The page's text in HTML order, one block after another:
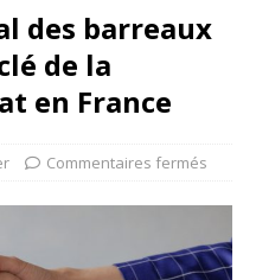
des barreaux
de la
en France
Commentaires fermés